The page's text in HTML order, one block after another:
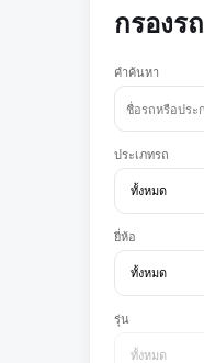
กรองรถ
คำค้นหา
ประเภทรถ
ยี่ห้อ
รุ่น